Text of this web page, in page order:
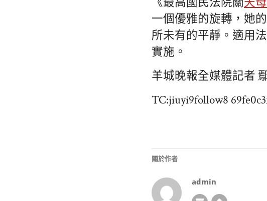
一個優雅的旋轉，她
所未有的平靜。適用
實施。
羊城晚報全媒體記者
TC:jiuyi9follow8
關於作者
admin